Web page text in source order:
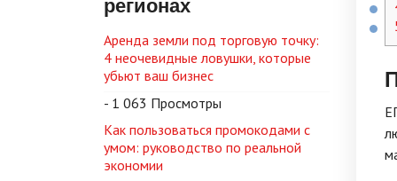
Аренда земли под торговую точку:
4 неочевидные ловушки, которые
убьют ваш бизнес
- 1 063 Просмотры
Как пользоваться промокодами с
умом: руководство по реальной
экономии